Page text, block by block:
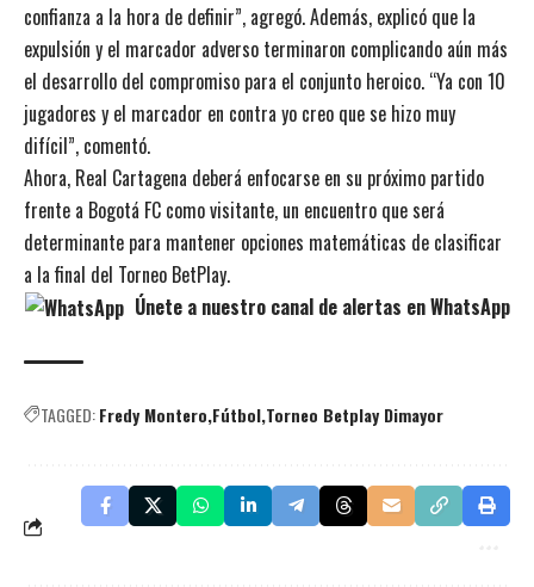
confianza a la hora de definir”, agregó. Además, explicó que la
expulsión y el marcador adverso terminaron complicando aún más
el desarrollo del compromiso para el conjunto heroico. “Ya con 10
jugadores y el marcador en contra yo creo que se hizo muy
difícil”, comentó.
Ahora, Real Cartagena deberá enfocarse en su próximo partido
frente a Bogotá FC como visitante, un encuentro que será
determinante para mantener opciones matemáticas de clasificar
a la final del Torneo BetPlay.
Únete a nuestro canal de alertas en WhatsApp
TAGGED:Fredy Montero Fútbol Torneo Betplay Dimayor